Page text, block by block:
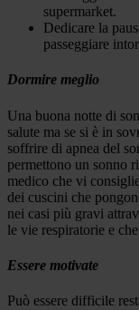
supermarket.
Dedicare la
passeggiare
Dormire meglio
Una buona notte di
salute ma se si è in
soffrire di apnea del
permettono un sonno
medico che vi
dei cuscini che
nei casi più gravi
le vie respiratorie e
Essere motivate
Può essere difficile